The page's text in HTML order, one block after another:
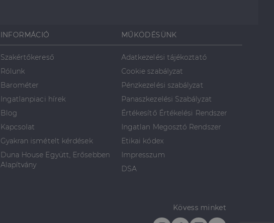
INFORMÁCIÓ
Szakértőkereső
Rólunk
Barométer
Ingatlanpiaci hírek
Blog
Kapcsolat
Gyakran ismételt kérdések
Duna House Együtt, Erősebben
Alapítvány
MŰKÖDÉSÜNK
Adatkezelési tájékoztató
Cookie szabályzat
Pénzkezelési szabályzat
Panaszkezelési Szabályzat
Értékesítő Értékelési Rendszer
Ingatlan Megosztó Rendszer
Etikai kódex
Impresszum
DSA
Kövess minket